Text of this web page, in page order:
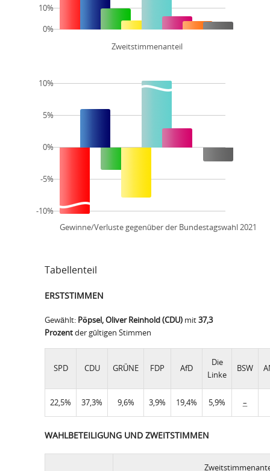
Zweitstimmenanteil
10%
0%
Gewinne/Verluste gegenüber der Bundestagswahl 2021
10%
5%
0%
-5%
-10%
Tabellenteil
ERSTSTIMMEN
Gewählt: Pöpsel, Oliver Reinhold (CDU) mit37,3
Prozentder gültigen Stimmen
SPD CDU GRÜNE FDP AfD
Die
Linke
BSW
22,5% 37,3% 9,6% 3,9% 19,4% 5,9% –
WAHLBETEILIGUNG UND ZWEITSTIMMEN